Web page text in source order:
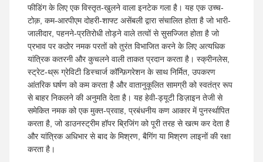
फीडिंग के लिए एक विस्तृत-खुलने वाला इनटेक गला है। यह एक उच्च-
टोक़, कम-आरपीएम दोहरी-शाफ्ट असेंबली द्वारा संचालित होता है जो भारी-
जालीदार, पहनने-प्रतिरोधी तोड़ने वाले तत्वों से सुसज्जित होता है जो
प्रभाव पर कठोर नमक परतों को तुरंत विभाजित करने के लिए अत्यधिक
यांत्रिक कतरनी और कुचलने वाली ताकत प्रदान करता है। स्क्रीनलेस,
स्ट्रेट-थ्रू ग्रेविटी डिस्चार्ज कॉन्फ़िगरेशन के साथ निर्मित, उपकरण
आंतरिक घर्षण को कम करता है और वातानुकूलित सामग्री को स्वतंत्र रूप
से बाहर निकलने की अनुमति देता है। यह हेवी-ड्यूटी डिज़ाइन तेजी से
समेकित नमक को एक मुक्त-प्रवाह, प्रबंधनीय कण आकार में पुनर्स्थापित
करता है, जो डाउनस्ट्रीम हॉपर ब्रिजिंग को पूरी तरह से खत्म कर देता है
और यांत्रिक अधिभार से बाद के मिश्रण, बैगिंग या मिश्रण लाइनों की रक्षा
करता है।